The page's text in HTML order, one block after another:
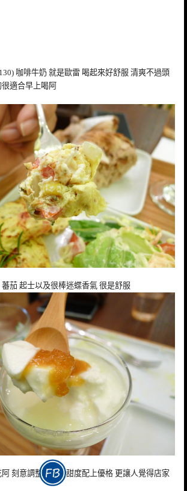
咖啡牛奶 就是歐雷 喝起來好舒服 清爽不過頭
適合早上喝阿
茄 起士以及很棒迷蝶香氣 很是舒服
刻意調整的果醬甜度配上優格 更讓人覺得店家